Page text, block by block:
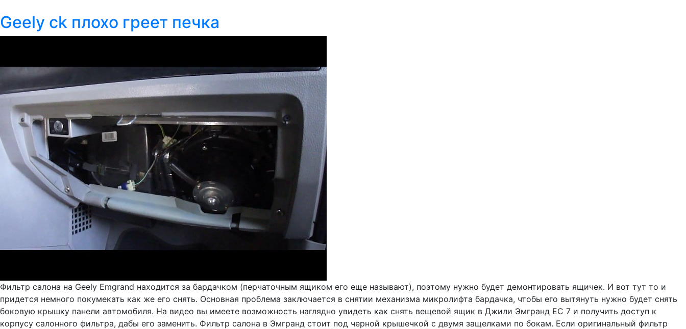
Geely ck плохо греет печка
Фильтр салона на Geely Emgrand находится за бардачком (перчаточным ящиком его еще называют), поэтому нужно будет демонтировать ящичек. И вот тут то и
придется немного покумекать как же его снять. Основная проблема заключается в снятии механизма микролифта бардачка, чтобы его вытянуть нужно будет снять
боковую крышку панели автомобиля. На видео вы имеете возможность наглядно увидеть как снять вещевой ящик в Джили Эмгранд EC 7 и получить доступ к
корпусу салонного фильтра, дабы его заменить. Фильтр салона в Эмгранд стоит под черной крышечкой с двумя защелками по бокам. Если оригинальный фильтр